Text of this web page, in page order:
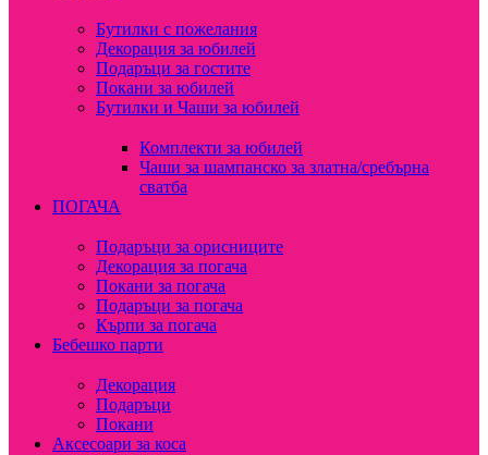
Бутилки с пожелания
Декорация за юбилей
Подаръци за гостите
Покани за юбилей
Бутилки и Чаши за юбилей
Комплекти за юбилей
Чаши за шампанско за златна/сребърна
сватба
ПОГАЧА
Подаръци за орисниците
Декорация за погача
Покани за погача
Подаръци за погача
Кърпи за погача
Бебешко парти
Декорация
Подаръци
Покани
Аксесоари за коса